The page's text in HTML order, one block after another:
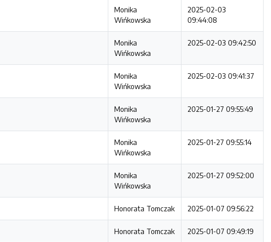
Monika
Wińkowska
2025-02-03
09:44:08
Monika
Wińkowska
2025-02-03 09:42:50
Monika
Wińkowska
2025-02-03 09:41:37
Monika
Wińkowska
2025-01-27 09:55:49
Monika
Wińkowska
2025-01-27 09:55:14
Monika
Wińkowska
2025-01-27 09:52:00
Honorata Tomczak 2025-01-07 09:56:22
Honorata Tomczak 2025-01-07 09:49:19